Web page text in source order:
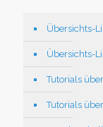
Übersichts-
Übersichts-
Tutorials
Tutorials